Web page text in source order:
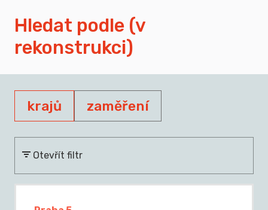
Hledat podle (v
rekonstrukci)
krajů zaměření
Otevřít filtr